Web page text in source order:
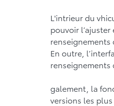
L'intrieur du
pouvoir
renseignements
En outre,
renseignements
galement, la
versions les